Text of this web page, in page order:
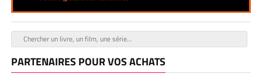
PARTENAIRES POUR VOS ACHATS